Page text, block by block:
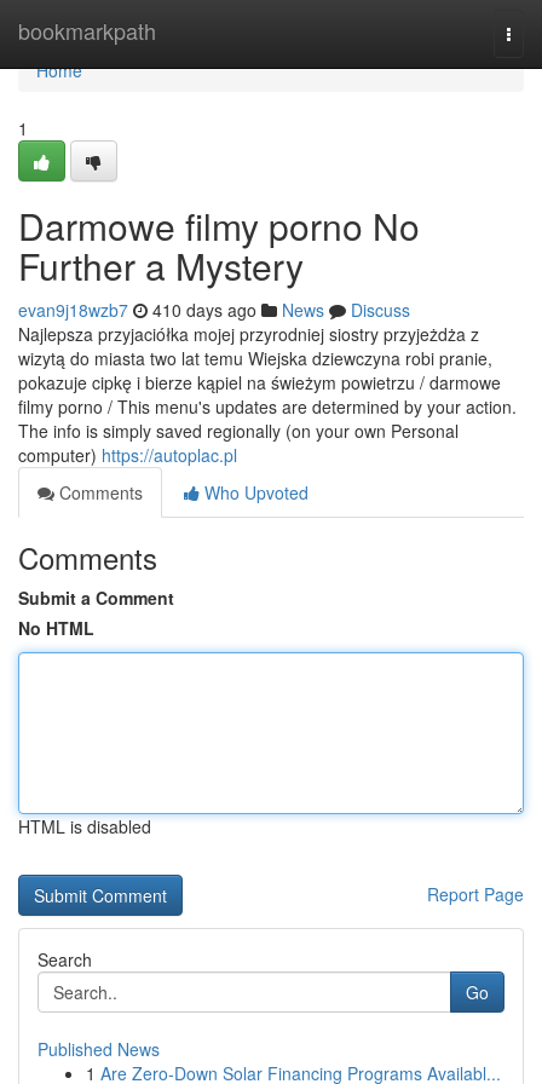
bookmarkpath
Home
Home
1
Darmowe filmy porno No
Further a Mystery
evan9j18wzb7 410 days ago News
Discuss
Najlepsza przyjaciółka mojej przyrodniej siostry przyjeżdża z
wizytą do miasta two lat temu Wiejska dziewczyna robi pranie,
pokazuje cipkę i bierze kąpiel na świeżym powietrzu / darmowe
filmy porno / This menu's updates are determined by your action.
The info is simply saved regionally (on your own Personal
computer) https://autoplac.pl
Comments
Who Upvoted
Comments
Submit a Comment
No HTML
HTML is disabled
Report Page
Search
Go
Published News
1 Are Zero-Down Solar Financing Programs Availabl...